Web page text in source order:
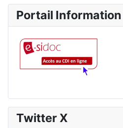
Portail Information
Twitter X